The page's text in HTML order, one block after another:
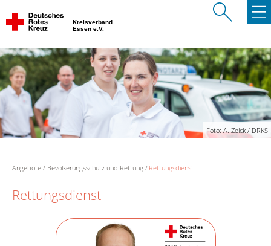
Kreisverband
Essen e.V.
Foto: A. Zelck / DRKS
Angebote Bevölkerungsschutz und Rettung Rettungsdienst
Rettungsdienst